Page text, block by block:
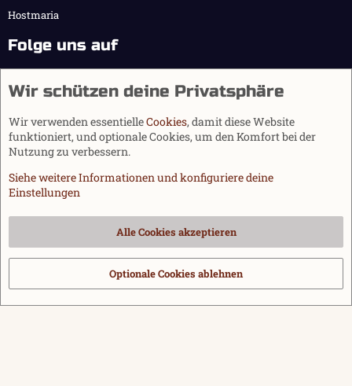
Hostmaria
Folge uns auf
Cookies
Datenschutz
Hilfe und Impressum
Start
S
Community platform by XenForo® © 2010-2026 XenForo Ltd.
via s9e/MediaSites
Wir schützen deine Privatsphäre
Wir verwenden essentielleCookies, damit diese Website
funktioniert, und optionale Cookies, um den Komfort bei der
Nutzung zu verbessern.
Siehe weitere Informationen und konfiguriere deine
Einstellungen
Alle Cookies akzeptieren
Optionale Cookies ablehnen